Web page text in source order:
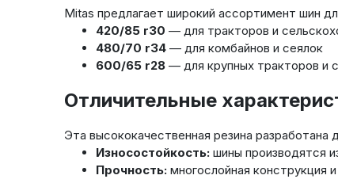
Mitas предлагает широкий ассортимент шин
420/85 r30 — для тракторов и
480/70 r34— для комбайнов и сеялок
600/65 r28— для крупных тракторов и
Отличительные
Эта высококачественная резина
Износостойкость:шины производятся
Прочность:многослойная конструкция